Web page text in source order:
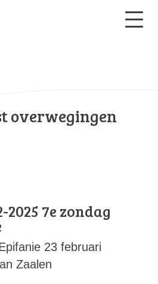
overwegingen
2025 7e zondag
23 februari
Zaalen